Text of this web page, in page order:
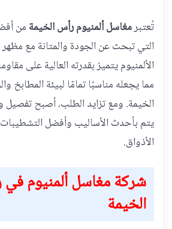
تُعتبرمغاسل ألمنيوم رأس الخيمة من
التي تبحث عن الجودة والمتانة مع
الألمنيوم يتميز بقدرته العالية على
مما يجعله مناسبًا تمامًا لبيئة المطابخ
الخيمة. ومع تزايد الطلب، أصبح تفصيل
يتم بأحدث الأساليب وأفضل
الأذواق.
شركة مغاسل ألمنيوم
الخيمة